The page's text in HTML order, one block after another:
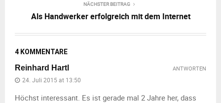
NÄCHSTER BEITRAG
Als Handwerker erfolgreich mit dem Internet
4 KOMMENTARE
Reinhard Hartl
24. Juli 2015 at 13:50
Höchst interessant. Es ist gerade mal 2 Jahre her, dass
ANTWORTEN